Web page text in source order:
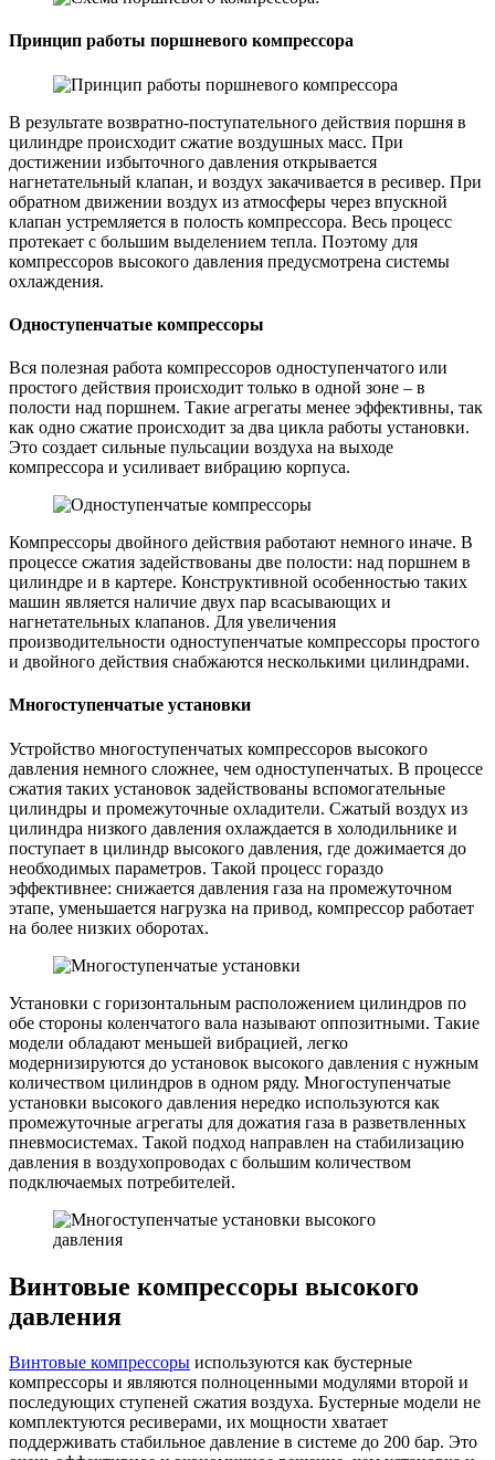
Принцип работы поршневого компрессора
В результате возвратно-поступательного действия поршня в
цилиндре происходит сжатие воздушных масс. При
достижении избыточного давления открывается
нагнетательный клапан, и воздух закачивается в ресивер. При
обратном движении воздух из атмосферы через впускной
клапан устремляется в полость компрессора. Весь процесс
протекает с большим выделением тепла. Поэтому для
компрессоров высокого давления предусмотрена системы
охлаждения.
Одноступенчатые компрессоры
Вся полезная работа компрессоров одноступенчатого или
простого действия происходит только в одной зоне – в
полости над поршнем. Такие агрегаты менее эффективны, так
как одно сжатие происходит за два цикла работы установки.
Это создает сильные пульсации воздуха на выходе
компрессора и усиливает вибрацию корпуса.
Компрессоры двойного действия работают немного иначе. В
процессе сжатия задействованы две полости: над поршнем в
цилиндре и в картере. Конструктивной особенностью таких
машин является наличие двух пар всасывающих и
нагнетательных клапанов. Для увеличения
производительности одноступенчатые компрессоры простого
и двойного действия снабжаются несколькими цилиндрами.
Многоступенчатые установки
Устройство многоступенчатых компрессоров высокого
давления немного сложнее, чем одноступенчатых. В процессе
сжатия таких установок задействованы вспомогательные
цилиндры и промежуточные охладители. Сжатый воздух из
цилиндра низкого давления охлаждается в холодильнике и
поступает в цилиндр высокого давления, где дожимается до
необходимых параметров. Такой процесс гораздо
эффективнее: снижается давления газа на промежуточном
этапе, уменьшается нагрузка на привод, компрессор работает
на более низких оборотах.
Установки с горизонтальным расположением цилиндров по
обе стороны коленчатого вала называют оппозитными. Такие
модели обладают меньшей вибрацией, легко
модернизируются до установок высокого давления с нужным
количеством цилиндров в одном ряду. Многоступенчатые
установки высокого давления нередко используются как
промежуточные агрегаты для дожатия газа в разветвленных
пневмосистемах. Такой подход направлен на стабилизацию
давления в воздухопроводах с большим количеством
подключаемых потребителей.
Винтовые компрессоры высокого
давления
Винтовые компрессоры используются как бустерные
компрессоры и являются полноценными модулями второй и
последующих ступеней сжатия воздуха. Бустерные модели не
комплектуются ресиверами, их мощности хватает
поддерживать стабильное давление в системе до 200 бар. Это